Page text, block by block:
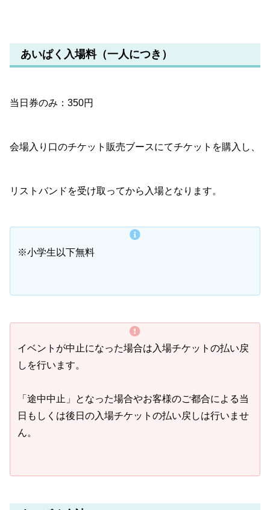
あいぱく入場料（一人につき）
当日券のみ：350円
会場入り口のチケット販売ブースにてチケットを購入し、
リストバンドを受け取ってから入場となります。
※小学生以下無料
イベントが中止になった場合は入場チケットの払い戻
しを行います。
「途中中止」となった場合やお客様のご都合による当
日もしくは後日の入場チケットの払い戻しは行いませ
ん。